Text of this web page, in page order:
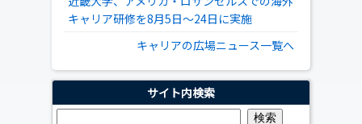
キャリア研修を8月5日～24日に実施
キャリアの広場ニュース一覧へ
サイト内検索